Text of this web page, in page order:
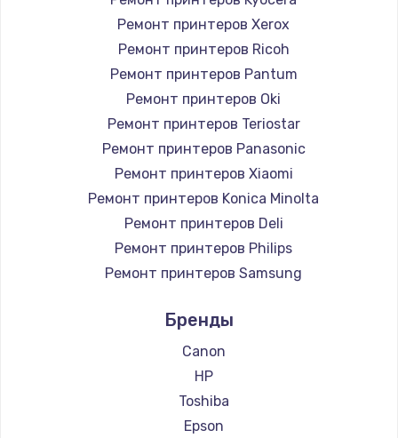
Ремонт принтеров Xerox
Ремонт принтеров Ricoh
Ремонт принтеров Pantum
Ремонт принтеров Oki
Ремонт принтеров Teriostar
Ремонт принтеров Panasonic
Ремонт принтеров Xiaomi
Ремонт принтеров Konica Minolta
Ремонт принтеров Deli
Ремонт принтеров Philips
Ремонт принтеров Samsung
Ремонт принтеров Lexmark
Ремонт принтеров Sharp
Ремонт принтеров TSC
Ремонт принтеров Fujitsu
Ремонт принтеров Godex
Бренды
Canon
HP
Toshiba
Epson